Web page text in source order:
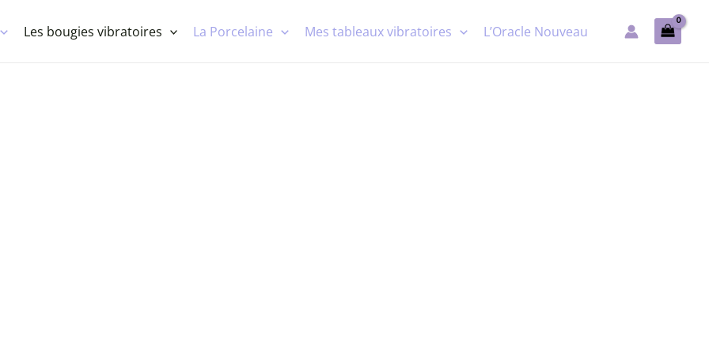
Les bougies vibratoires La Porcelaine Mes tableaux vibratoires L’Oracle Nouveau